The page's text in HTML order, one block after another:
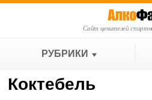
Сайт ценителей
РУБРИКИ
Коктебель